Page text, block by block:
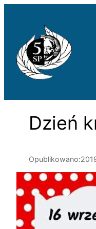
Dzień
Opublikowano: